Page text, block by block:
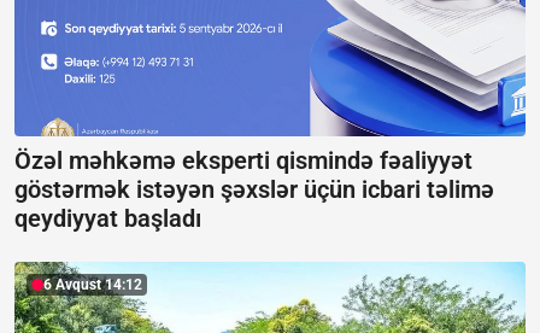
Özəl məhkəmə eksperti qismində fəaliyyət
göstərmək istəyən şəxslər üçün icbari təlimə
qeydiyyat başladı
6 Avqust 14:12